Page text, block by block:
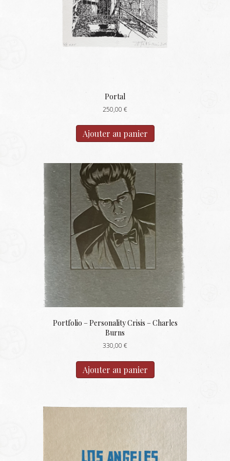
la
page
du
produit
Portal
250,00 €
Ajouter au panier
Portfolio – Personality Crisis – Charles
Burns
330,00 €
Ajouter au panier